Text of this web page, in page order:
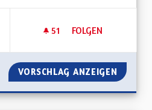
51 51 FOLLOWER
FOLGEN
REVENIR AUX
VORSCHLAG ANZEIGEN